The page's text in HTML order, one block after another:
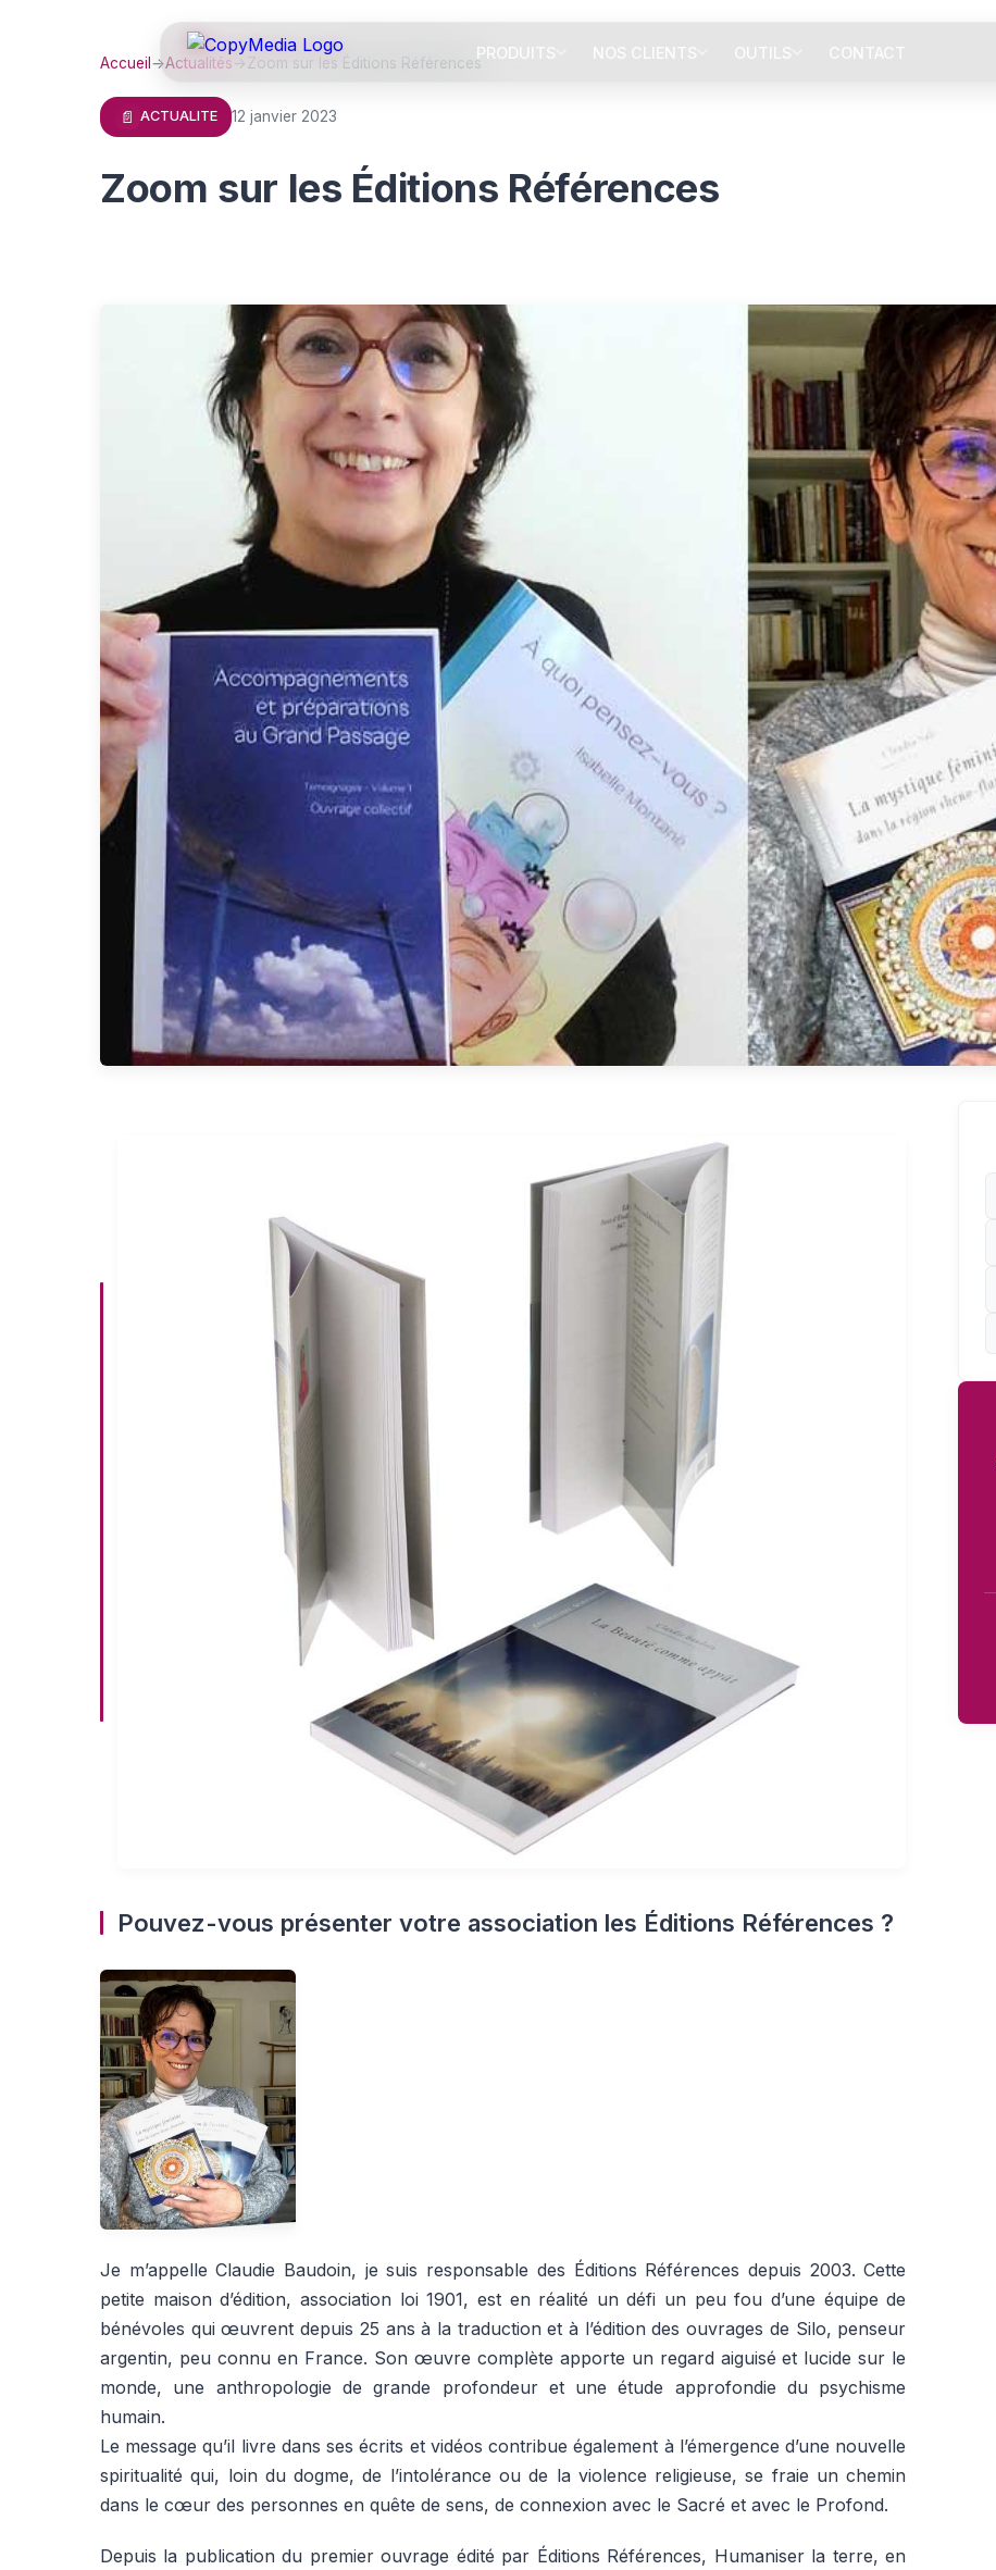
PRODUITS NOS CLIENTS OUTILS CONTACT
Accueil →Actualités→ Zoom sur les Éditions Références
📄 ACTUALITE 12 janvier 2023
Zoom sur les Éditions Références
Pouvez-vous présenter votre association les Éditions Références ?
Je m’appelle Claudie Baudoin, je suis responsable des Éditions Références depuis 2003. Cette
petite maison d’édition, association loi 1901, est en réalité un défi un peu fou d’une équipe de
bénévoles qui œuvrent depuis 25 ans à la traduction et à l’édition des ouvrages de Silo, penseur
argentin, peu connu en France. Son œuvre complète apporte un regard aiguisé et lucide sur le
monde, une anthropologie de grande profondeur et une étude approfondie du psychisme
humain.
Le message qu’il livre dans ses écrits et vidéos contribue également à l’émergence d’une nouvelle
spiritualité qui, loin du dogme, de l’intolérance ou de la violence religieuse, se fraie un chemin
dans le cœur des personnes en quête de sens, de connexion avec le Sacré et avec le Profond.
Depuis la publication du premier ouvrage édité par Éditions Références, Humaniser la terre, en